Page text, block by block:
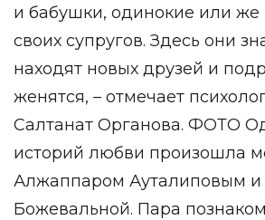
и бабушки, одинокие или
своих супругов. Здесь они
находят новых друзей и
женятся, – отмечает
Салтанат Органова. ФОТО
историй любви произошла
Алжаппаром Ауталиповым
Божевальной. Пара